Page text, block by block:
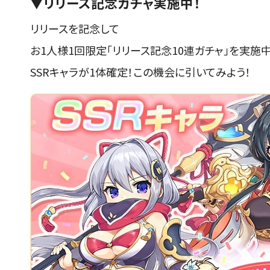
リリースを記念して
お1人様1回限定「リリース記念10連ガチャ」を実施
SSRキャラが1体確定！この機会に引いてみよう！